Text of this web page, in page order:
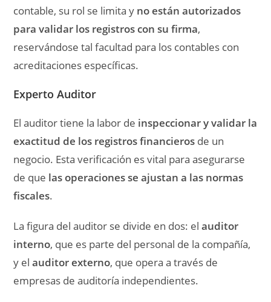
contable, su rol se limita y no están autorizados
para validar los registros con su firma,
reservándose tal facultad para los contables con
acreditaciones específicas.
Experto Auditor
El auditor tiene la labor de inspeccionar y validar la
exactitud de los registros financieros de un
negocio. Esta verificación es vital para asegurarse
de que las operaciones se ajustan a las normas
fiscales.
La figura del auditor se divide en dos: elauditor
interno, que es parte del personal de la compañía,
y elauditor externo, que opera a través de
empresas de auditoría independientes.